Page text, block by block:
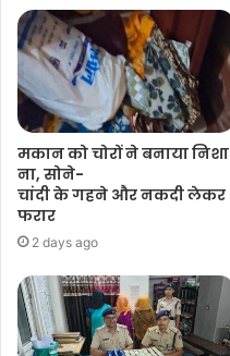
मकान को चोरों ने बनाया निशा
ना, सोने-
चांदी के गहने और नकदी लेकर
फरार
2 days ago